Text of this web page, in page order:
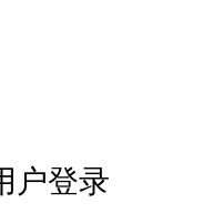
户登录